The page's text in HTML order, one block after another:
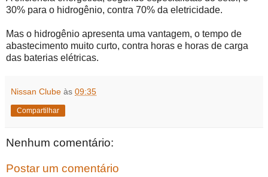
30% para o hidrogênio, contra 70% da eletricidade.
Mas o hidrogênio apresenta uma vantagem, o tempo de
abastecimento muito curto, contra horas e horas de carga
das baterias elétricas.
Nissan Clube às 09:35
Compartilhar
Nenhum comentário:
Postar um comentário